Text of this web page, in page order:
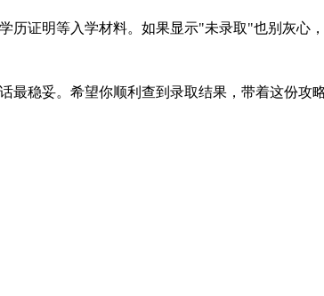
历证明等入学材料。如果显示"未录取"也别灰心
稳妥。希望你顺利查到录取结果，带着这份攻